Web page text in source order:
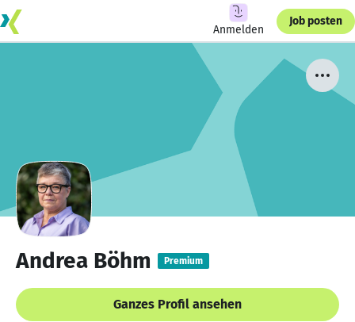
Anmelden
Job posten
Andrea Böhm Premium
Ganzes Profil ansehen